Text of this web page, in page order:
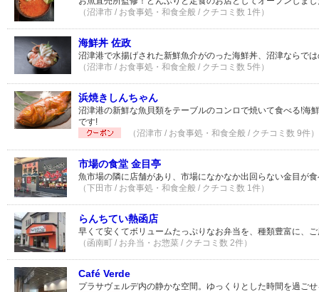
（沼津市 / お食事処・和食全般 / クチコミ数 1件）
海鮮丼 佐政
沼津港で水揚げされた新鮮魚介がのった海鮮丼、沼津ならで
（沼津市 / お食事処・和食全般 / クチコミ数 5件）
浜焼きしんちゃん
沼津港の新鮮な魚貝類をテーブルのコンロで焼いて食べる!海
です!
（沼津市 / お食事処・和食全般 / クチコミ数 9件）
市場の食堂 金目亭
魚市場の隣に店舗があり、市場になかなか出回らない金目が
（下田市 / お食事処・和食全般 / クチコミ数 1件）
らんちてい熱函店
早くて安くてボリュームたっぷりなお弁当を、種類豊富に、
（函南町 / お弁当・お惣菜 / クチコミ数 2件）
Café Verde
プラサヴェルデ内の静かな空間。ゆっくりとした時間を過ご